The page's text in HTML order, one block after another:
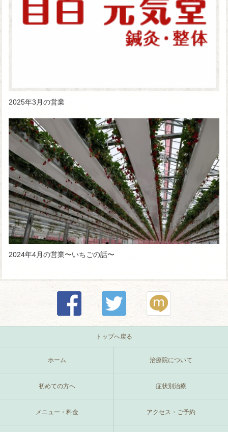
2025年3月の営業
2024年4月の営業〜いちごの話〜
トップへ戻る
ホーム 治療院について
初めての方へ 症状別治療
メニュー・料金 アクセス・ご予約